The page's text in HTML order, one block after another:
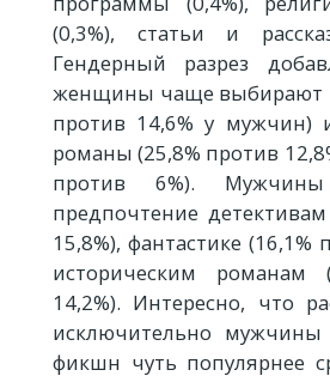
(0,3%), статьи и
Гендерный разрез
женщины чаще выбирают
против 14,6% у мужчин)
романы (25,8% против
против 6%).
предпочтение
15,8%), фантастике (16,1%
историческим романам
14,2%). Интересно, что
исключительно
фикшн чуть популярнее